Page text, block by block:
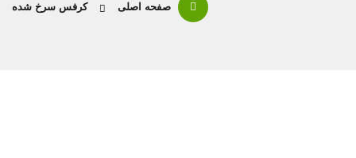
صفحه اصلی کرفس سرخ شده